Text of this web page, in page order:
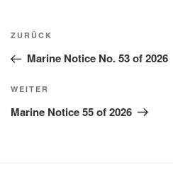
Beitragsnavigation
Vorheriger
Beitrag
ZURÜCK
Marine Notice No. 53 of 2026
Nächster
Beitrag
WEITER
Marine Notice 55 of 2026